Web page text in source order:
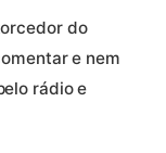
do
e nem
rádio e